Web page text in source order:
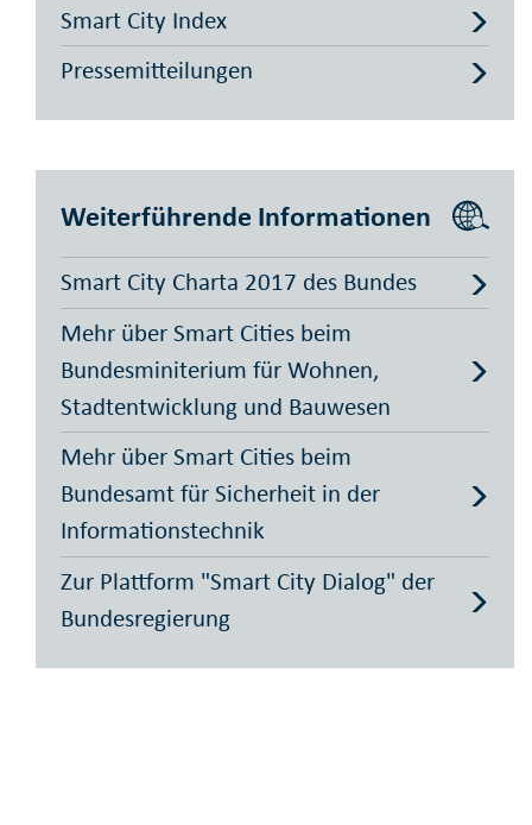
Smart City Index
Pressemitteilungen
Weiterführende Informationen
Smart City Charta 2017 des Bundes
Mehr über Smart Cities beim
Bundesminiterium für Wohnen,
Stadtentwicklung und Bauwesen
Mehr über Smart Cities beim
Bundesamt für Sicherheit in der
Informationstechnik
Zur Plattform "Smart City Dialog" der
Bundesregierung